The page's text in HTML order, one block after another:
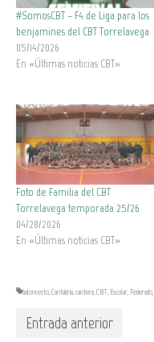
#SomosCBT – F4 de Liga para los
benjamines del CBT Torrelavega
05/14/2026
En «Últimas noticias CBT»
Foto de Familia del CBT
Torrelavega temporada 25/26
04/28/2026
En «Últimas noticias CBT»
baloncesto,Cantabria,cantera,CBT, Escolar, Federado,
Entrada anterior